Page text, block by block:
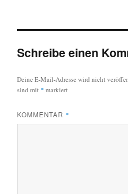
Schreibe einen
Deine E-Mail-Adresse wird nicht
sind mit * markiert
KOMMENTAR *